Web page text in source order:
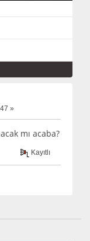
»
mı acaba?
Kayıtlı